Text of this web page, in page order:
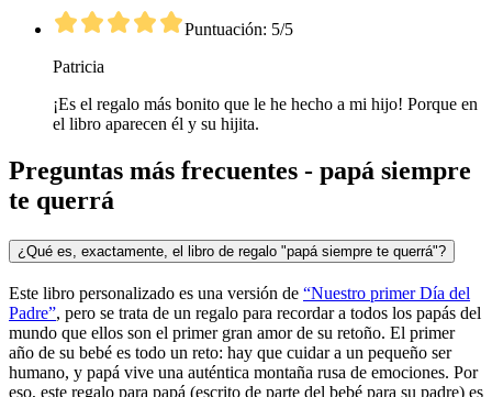
Puntuación: 5/5
Patricia
¡Es el regalo más bonito que le he hecho a mi hijo! Porque en
el libro aparecen él y su hijita.
Preguntas más frecuentes - papá siempre
te querrá
¿Qué es, exactamente, el libro de regalo "papá siempre te querrá"?
Este libro personalizado es una versión de “Nuestro primer Día del
Padre”, pero se trata de un regalo para recordar a todos los papás del
mundo que ellos son el primer gran amor de su retoño. El primer
año de su bebé es todo un reto: hay que cuidar a un pequeño ser
humano, y papá vive una auténtica montaña rusa de emociones. Por
eso, este regalo para papá (escrito de parte del bebé para su padre) es